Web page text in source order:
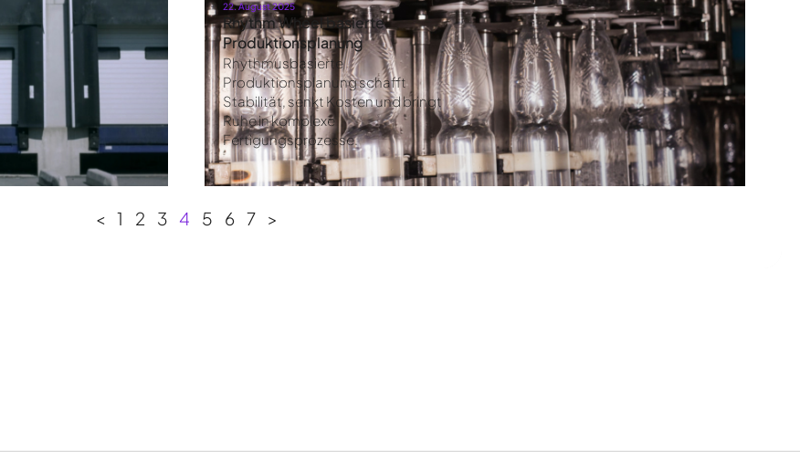
22. August 2025
Rhythm Wheel basierte
Produktionsplanung
Rhythmusbasierte
Produktionsplanung schafft
Stabilität, senkt Kosten und bringt
Ruhe in komplexe
Fertigungsprozesse.
< 1 2 3 4 5 6 7 >